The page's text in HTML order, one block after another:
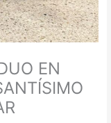
EN